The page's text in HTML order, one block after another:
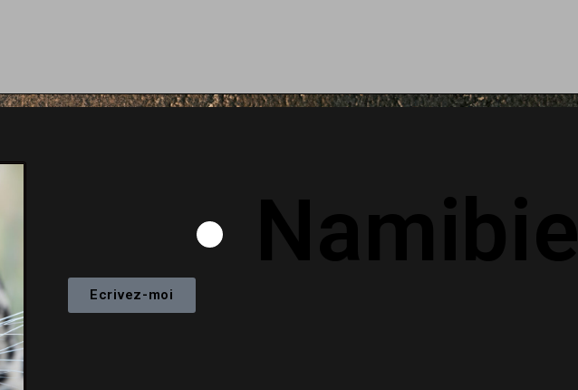
Ecrivez-moi
Namibie